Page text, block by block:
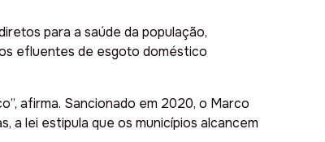
para a saúde da população,
efluentes de esgoto doméstico
afirma. Sancionado em 2020, o Marco
a lei estipula que os municípios alcancem